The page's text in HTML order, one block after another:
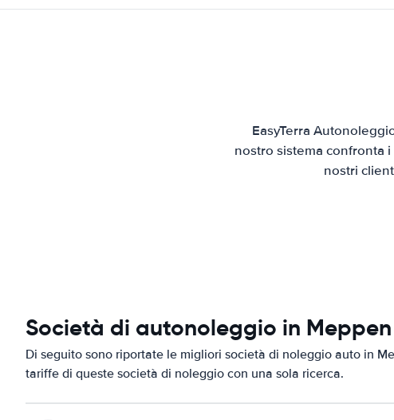
EasyTerra
nostro sistema confronta
nostri
Società di autonoleggio in Meppen
Di seguito sono riportate le migliori società di noleggio auto in
tariffe di queste società di noleggio con una sola ricerca.